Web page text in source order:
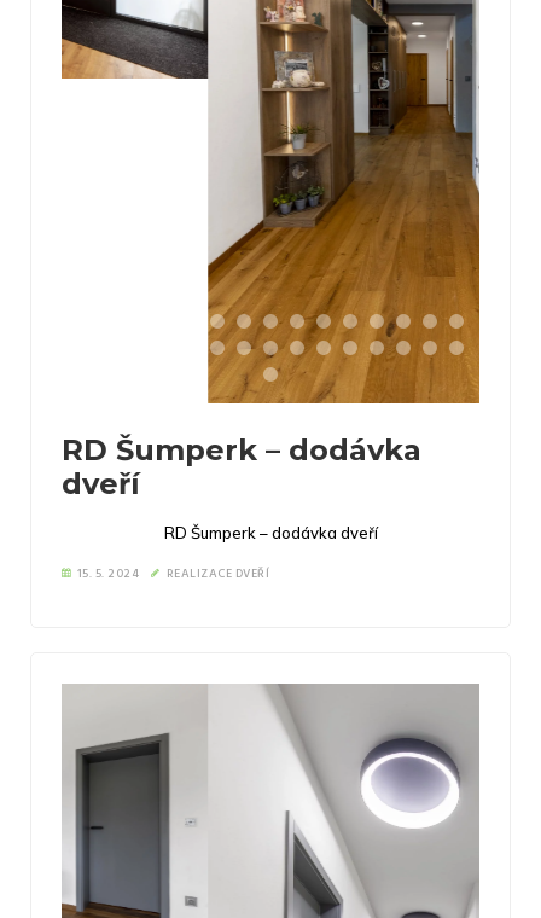
RD Šumperk – dodávka
dveří
RD Šumperk – dodávka dveří
15. 5. 2024 REALIZACE DVEŘÍ